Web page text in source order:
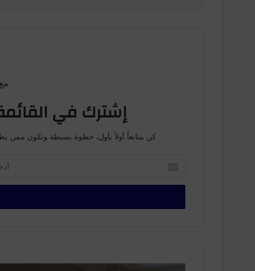
إشترك في
كن متابعاً أولاً بأول، خطوة بسيطة وتكون ممن
خ
ب